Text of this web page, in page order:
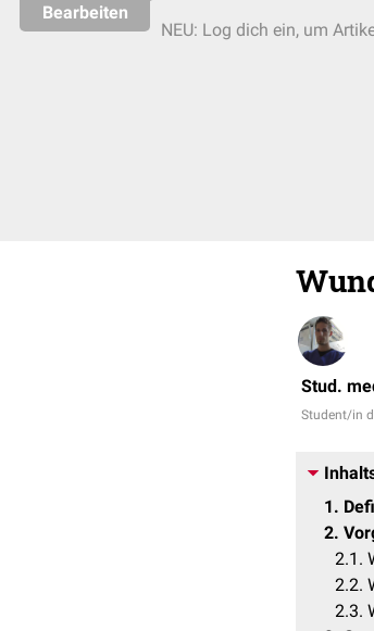
Bearbeiten
NEU: Log dich ein, um
Stud.
Student/in
1
2
2.1
2.2
2.3